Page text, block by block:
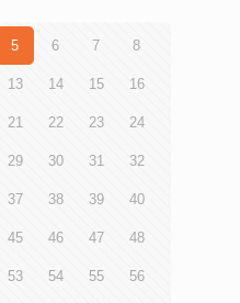
5 6 7 8
13 14 15 16
21 22 23 24
29 30 31 32
37 38 39 40
45 46 47 48
53 54 55 56